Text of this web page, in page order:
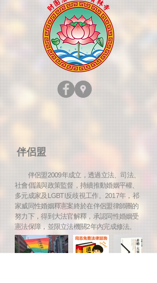
伴侶盟
伴侶盟2009年成立，透過立法、司法、
社會倡議與政策監督，持續推動婚姻平權、
多元成家及LGBTI反歧視工作。2017年，祁
家威同性婚姻釋憲案終於在伴侶盟律師團的
努力下，得到大法官解釋，承認同性婚姻受
憲法保障，並限立法機關2年內完成修法。